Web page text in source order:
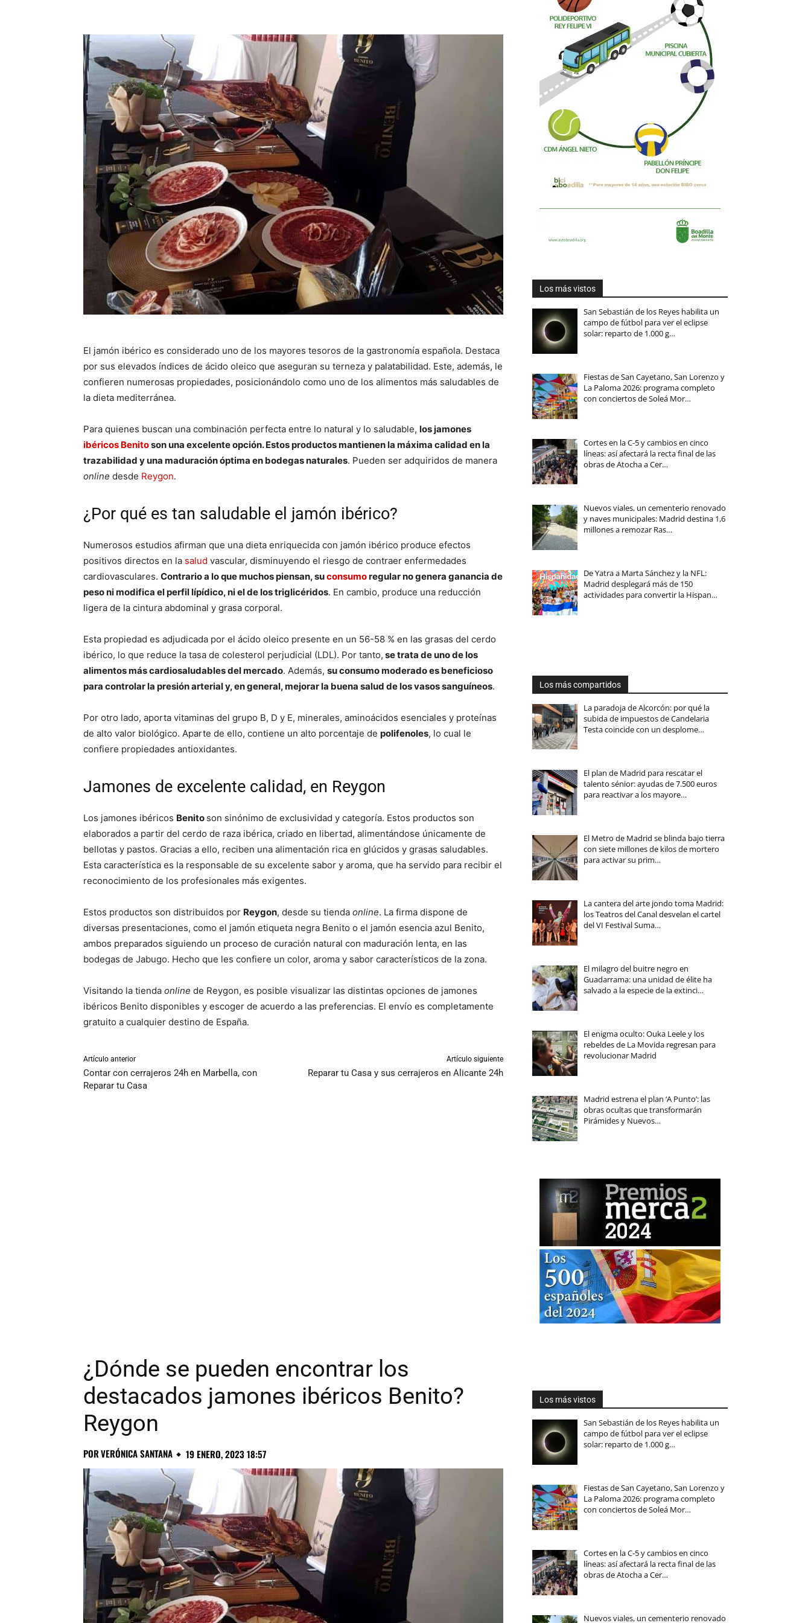
El jamón ibérico es considerado uno de los mayores tesoros de la gastronomía española. Destaca
por sus elevados índices de ácido oleico que aseguran su terneza y palatabilidad. Este, además, le
confieren numerosas propiedades, posicionándolo como uno de los alimentos más saludables de
la dieta mediterránea.
Para quienes buscan una combinación perfecta entre lo natural y lo saludable, los jamones
ibéricos Benitoson una excelente opción. Estos productos mantienen la máxima calidad en la
trazabilidad y una maduración óptima en bodegas naturales. Pueden ser adquiridos de manera
online desde Reygon.
¿Por qué es tan saludable el jamón ibérico?
Numerosos estudios afirman que una dieta enriquecida con jamón ibérico produce efectos
positivos directos en la salud vascular, disminuyendo el riesgo de contraer enfermedades
cardiovasculares. Contrario a lo que muchos piensan, suconsumoregular no genera ganancia de
peso ni modifica el perfil lípídico, ni el de los triglicéridos. En cambio, produce una reducción
ligera de la cintura abdominal y grasa corporal.
Esta propiedad es adjudicada por el ácido oleico presente en un 56-58 % en las grasas del cerdo
ibérico, lo que reduce la tasa de colesterol perjudicial (LDL). Por tanto, se trata de uno de los
alimentos más cardiosaludables del mercado. Además, su consumo moderado es beneficioso
para controlar la presión arterial y, en general, mejorar la buena salud de los vasos sanguíneos.
Por otro lado, aporta vitaminas del grupo B, D y E, minerales, aminoácidos esenciales y proteínas
de alto valor biológico. Aparte de ello, contiene un alto porcentaje de polifenoles, lo cual le
confiere propiedades antioxidantes.
Jamones de excelente calidad, en Reygon
Los jamones ibéricos Benito son sinónimo de exclusividad y categoría. Estos productos son
elaborados a partir del cerdo de raza ibérica, criado en libertad, alimentándose únicamente de
bellotas y pastos. Gracias a ello, reciben una alimentación rica en glúcidos y grasas saludables.
Esta característica es la responsable de su excelente sabor y aroma, que ha servido para recibir el
reconocimiento de los profesionales más exigentes.
Estos productos son distribuidos por Reygon, desde su tienda online. La firma dispone de
diversas presentaciones, como el jamón etiqueta negra Benito o el jamón esencia azul Benito,
ambos preparados siguiendo un proceso de curación natural con maduración lenta, en las
bodegas de Jabugo. Hecho que les confiere un color, aroma y sabor característicos de la zona.
Visitando la tienda online de Reygon, es posible visualizar las distintas opciones de jamones
ibéricos Benito disponibles y escoger de acuerdo a las preferencias. El envío es completamente
gratuito a cualquier destino de España.
Artículo anterior
Contar con cerrajeros 24h en Marbella, con
Reparar tu Casa
Artículo siguiente
Reparar tu Casa y sus cerrajeros en Alicante 24h
Los más vistos
San Sebastián de los Reyes habilita un
campo de fútbol para ver el eclipse
solar: reparto de 1.000 g…
Fiestas de San Cayetano, San Lorenzo y
La Paloma 2026: programa completo
con conciertos de Soleá Mor…
Cortes en la C-5 y cambios en cinco
líneas: así afectará la recta final de las
obras de Atocha a Cer…
Nuevos viales, un cementerio renovado
y naves municipales: Madrid destina 1,6
millones a remozar Ras…
De Yatra a Marta Sánchez y la NFL:
Madrid desplegará más de 150
actividades para convertir la Hispan…
Los más compartidos
La paradoja de Alcorcón: por qué la
subida de impuestos de Candelaria
Testa coincide con un desplome…
El plan de Madrid para rescatar el
talento sénior: ayudas de 7.500 euros
para reactivar a los mayore…
El Metro de Madrid se blinda bajo tierra
con siete millones de kilos de mortero
para activar su prim…
La cantera del arte jondo toma Madrid:
los Teatros del Canal desvelan el cartel
del VI Festival Suma…
El milagro del buitre negro en
Guadarrama: una unidad de élite ha
salvado a la especie de la extinci…
El enigma oculto: Ouka Leele y los
rebeldes de La Movida regresan para
revolucionar Madrid
Madrid estrena el plan ‘A Punto’: las
obras ocultas que transformarán
Pirámides y Nuevos…
¿Dónde se pueden encontrar los
destacados jamones ibéricos Benito?
Reygon
PORVERÓNICA SANTANA 19 ENERO, 2023 18:57
Los más vistos
San Sebastián de los Reyes habilita un
campo de fútbol para ver el eclipse
solar: reparto de 1.000 g…
Fiestas de San Cayetano, San Lorenzo y
La Paloma 2026: programa completo
con conciertos de Soleá Mor…
Cortes en la C-5 y cambios en cinco
líneas: así afectará la recta final de las
obras de Atocha a Cer…
Nuevos viales, un cementerio renovado